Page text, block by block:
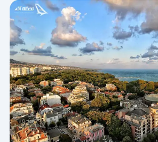
وارنا بر اساس میزان رطوبت
وارنا نسبت به ترافیک
وارنا نسبت به میزان هزینه ها
وارنا بر اساس فستیوال‌ها و